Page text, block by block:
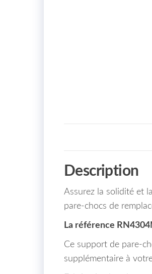
Description
Assurez la solidité et
pare-chocs de
La référence
Ce support de pare-
supplémentaire à